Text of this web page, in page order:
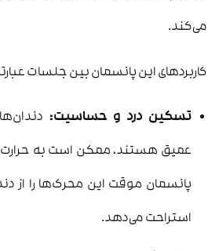
می‌کند.
کاربردهای این پانسمان بین جلسات
تسکین درد و حساسیت:
عمیق هستند، ممکن است به
پانسمان موقت این محرک‌ها را از
استراحت می‌دهد.